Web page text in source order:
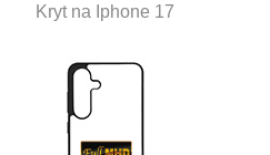
Kryt na Iphone 17